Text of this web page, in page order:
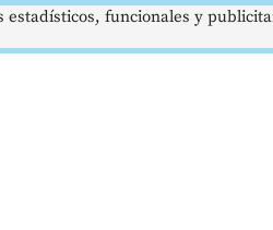
funcionales y